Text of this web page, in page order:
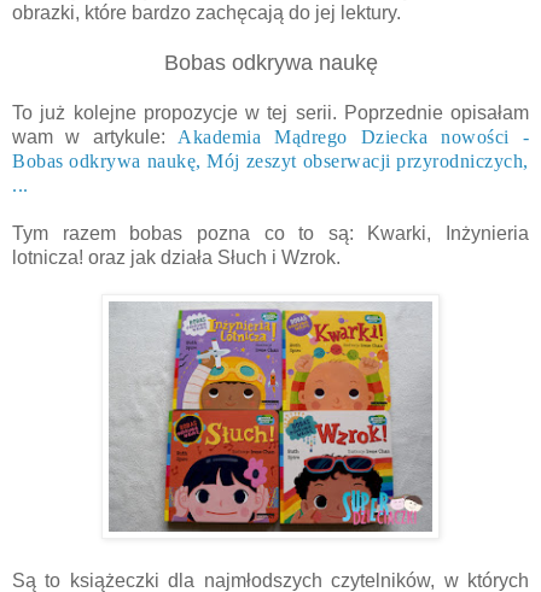
obrazki, które bardzo zachęcają do jej lektury.
Bobas odkrywa naukę
To już kolejne propozycje w tej serii. Poprzednie opisałam
wam w artykule: Akademia Mądrego Dziecka nowości -
Bobas odkrywa naukę, Mój zeszyt obserwacji przyrodniczych,
...
Tym razem bobas pozna co to są: Kwarki, Inżynieria
lotnicza! oraz jak działa Słuch i Wzrok.
Są to książeczki dla najmłodszych czytelników, w których